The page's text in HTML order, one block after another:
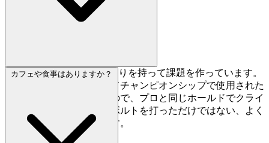
Mabooのセッターはこだわりを持って課題を作っています。
ジャパンカップやワールドチャンピオンシップで使用された
ホールドを採用しているので、プロと同じホールドでクライ
ミングできます。適当にボルトを打っただけではない、よく
考えられた課題が評判です。
カフェや食事はありますか？